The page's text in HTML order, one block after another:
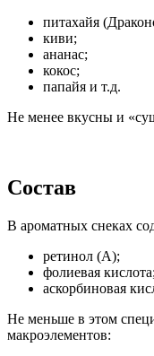
питахайя
киви;
ананас;
кокос;
папайя и т.д.
Не менее вкусны и
Состав
В ароматных снеках
ретинол (А);
фолиевая кислота;
аскорбиновая
Не меньше в этом
макроэлементов: